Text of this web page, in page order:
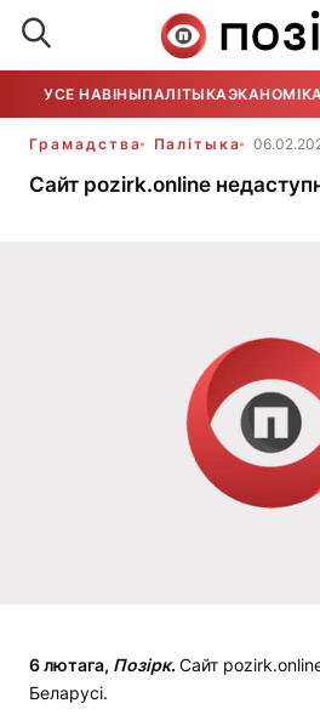
УСЕ НАВІНЫПАЛІТЫКА
Грамадства Палітыка
Сайт pozirk.online
6 лютага, Позірк. Сайт
Беларусі.